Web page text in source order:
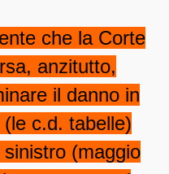
che la Corte
anzitutto,
il danno in
(le c.d. tabelle)
sinistro (maggio